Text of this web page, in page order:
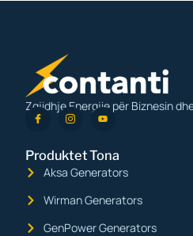
Zgjidhje Energjie për Biznesin
Produktet Tona
Aksa Generators
Wirman Generators
GenPower Generators